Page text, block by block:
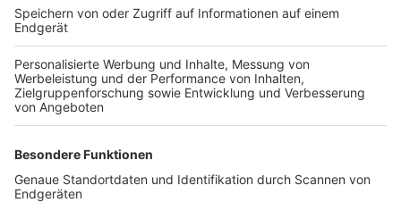
TOP-VEREINE
TOP-PARTNER